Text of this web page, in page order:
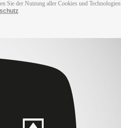
Sie der Nutzung aller Cookies und Technologien